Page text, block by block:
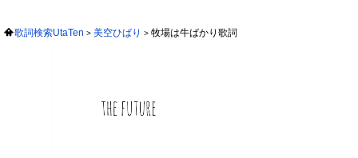
歌詞検索UtaTen 美空ひばり 牧場は牛ばかり歌詞